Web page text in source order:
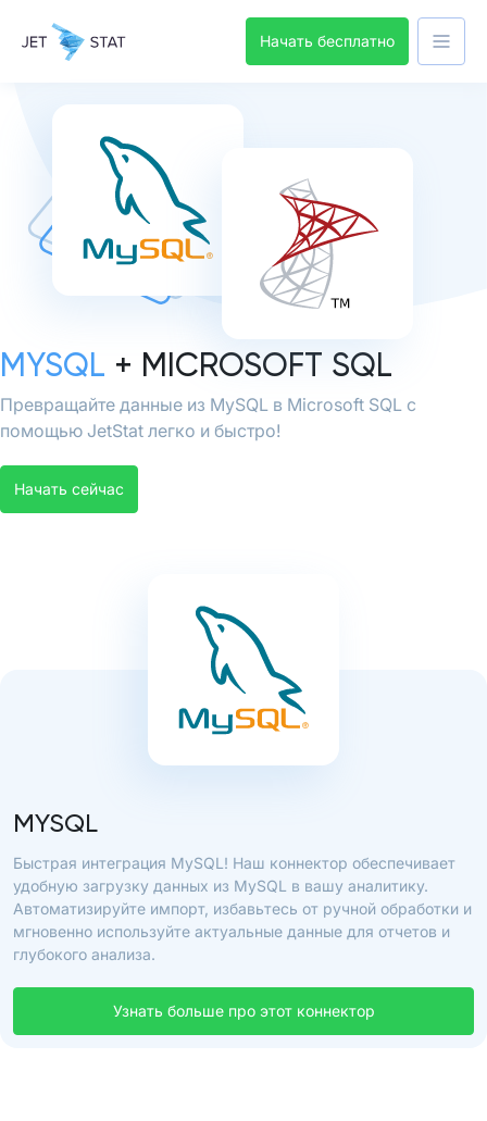
Начать бесплатно
MYSQL + MICROSOFT SQL
Превращайте данные из MySQL в Microsoft SQL с
помощью JetStat легко и быстро!
Начать сейчас
MYSQL
Быстрая интеграция MySQL! Наш коннектор обеспечивает
удобную загрузку данных из MySQL в вашу аналитику.
Автоматизируйте импорт, избавьтесь от ручной обработки и
мгновенно используйте актуальные данные для отчетов и
глубокого анализа.
Узнать больше про этот коннектор